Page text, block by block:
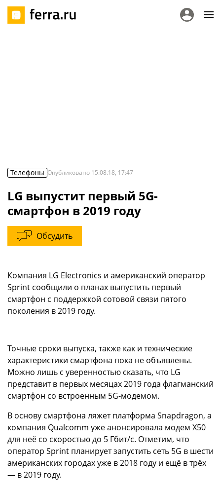
Телефоны Опубликовано 15.08.18, 17:47
LG выпустит первый 5G-
смартфон в 2019 году
Обсудить
Компания LG Electronics и американский оператор
Sprint сообщили о планах выпустить первый
смартфон с поддержкой сотовой связи пятого
поколения в 2019 году.
Точные сроки выпуска, также как и технические
характеристики смартфона пока не объявлены.
Можно лишь с уверенностью сказать, что LG
представит в первых месяцах 2019 года флагманский
смартфон со встроенным 5G-модемом.
В основу смартфона ляжет платформа Snapdragon, а
компания Qualcomm уже анонсировала модем X50
для неё со скоростью до 5 Гбит/с. Отметим, что
оператор Sprint планирует запустить сеть 5G в шести
американских городах уже в 2018 году и ещё в трёх
— в 2019 году.